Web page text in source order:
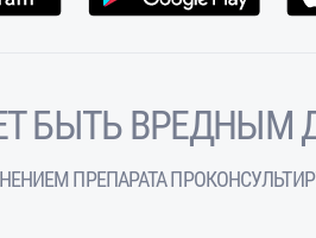
БЫТЬ ВРЕДНЫМ
ПРЕПАРАТА